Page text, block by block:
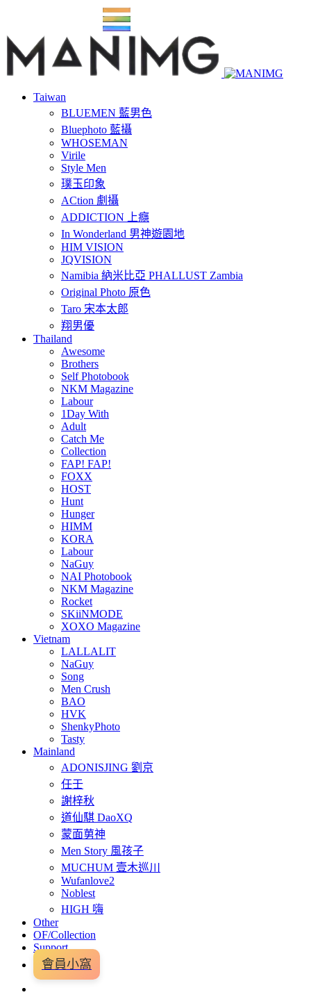
Taiwan
BLUEMEN 藍男色
Bluephoto 藍攝
WHOSEMAN
Virile
Style Men
璞玉印象
ACtion 劇攝
ADDICTION 上癮
In Wonderland 男神遊園地
HIM VISION
JQVISION
Namibia 納米比亞 PHALLUST Zambia
Original Photo 原色
Taro 宋本太郎
翔男優
Thailand
Awesome
Brothers
Self Photobook
NKM Magazine
Labour
1Day With
Adult
Catch Me
Collection
FAP! FAP!
FOXX
HOST
Hunt
Hunger
HIMM
KORA
Labour
NaGuy
NAI Photobook
NKM Magazine
Rocket
SKiiNMODE
XOXO Magazine
Vietnam
LALLALIT
NaGuy
Song
Men Crush
BAO
HVK
ShenkyPhoto
Tasty
Mainland
ADONISJING 劉京
任壬
謝梓秋
道仙騏 DaoXQ
蒙面莮神
Men Story 風孩子
MUCHUM 壹木巡川
Wufanlove2
Noblest
HIGH 嗨
Other
OF/Collection
Support
會員小窩